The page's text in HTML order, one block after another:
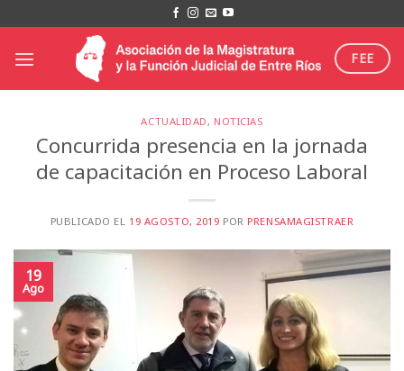
al
contenido
FEE
ACTUALIDAD, NOTICIAS
Concurrida presencia en la jornada
de capacitación en Proceso Laboral
PUBLICADO EL 19 AGOSTO, 2019 POR PRENSAMAGISTRAER
19
Ago